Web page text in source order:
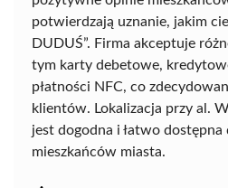
potwierdzają uznanie, jakim
DUDUŚ”. Firma akceptuje
tym karty debetowe,
płatności NFC, co
klientów. Lokalizacja przy al.
jest dogodna i łatwo dostępna
mieszkańców miasta.